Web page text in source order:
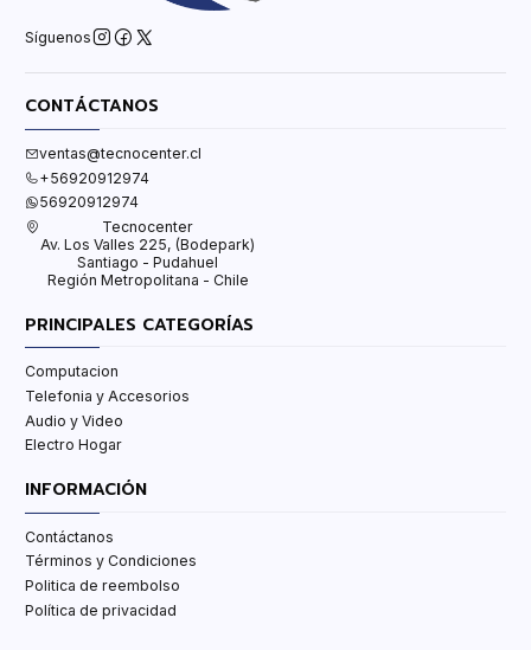
Síguenos
CONTÁCTANOS
ventas@tecnocenter.cl
+56920912974
56920912974
Tecnocenter
Av. Los Valles 225, (Bodepark)
Santiago - Pudahuel
Región Metropolitana - Chile
PRINCIPALES CATEGORÍAS
Computacion
Telefonia y Accesorios
Audio y Video
Electro Hogar
INFORMACIÓN
Contáctanos
Términos y Condiciones
Politica de reembolso
Política de privacidad